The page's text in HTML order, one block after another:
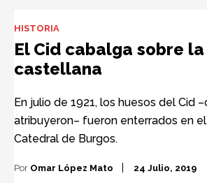
HISTORIA
El Cid cabalga sobre
castellana
En julio de 1921, los huesos del Cid
atribuyeron– fueron enterrados en
Catedral de Burgos.
Por Omar López Mato 24 Julio, 2019